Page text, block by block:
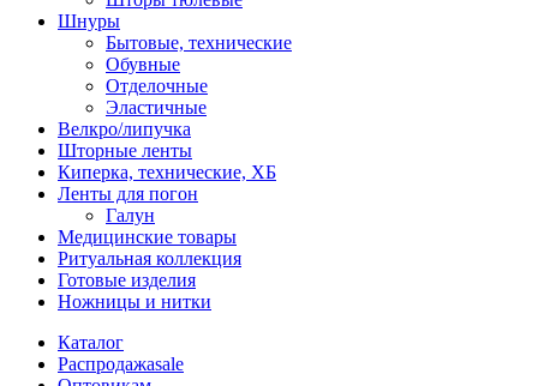
Шнуры
Бытовые, технические
Обувные
Отделочные
Эластичные
Велкро/липучка
Шторные ленты
Киперка, технические, ХБ
Ленты для погон
Галун
Медицинские товары
Ритуальная коллекция
Готовые изделия
Ножницы и нитки
Каталог
Распродажаsale